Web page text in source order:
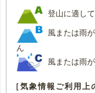
登山に適し
風または雨
ん
風または雨
［気象情報ご利用上